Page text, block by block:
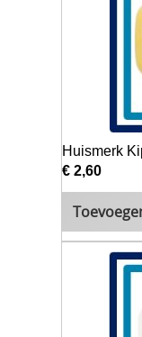
Huismerk
€ 2,60